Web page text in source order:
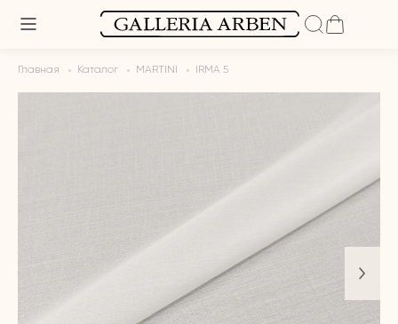
Главная Каталог MARTINI IRMA 5